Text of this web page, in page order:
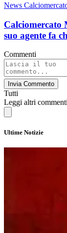
News
Calciomercato
suo agente fa
Commenti
Invia Commento
Tutti
Leggi altri commenti
Ultime Notizie